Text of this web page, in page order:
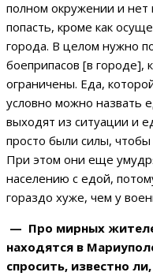
полном окружении и нет
попасть, кроме как
города. В целом нужно
боеприпасов [в городе],
ограничены. Еда,
условно можно назвать
выходят из ситуации и
просто были силы,
При этом они еще
населению с едой,
гораздо хуже, чем у
— Про мирных
находятся в
спросить, известно